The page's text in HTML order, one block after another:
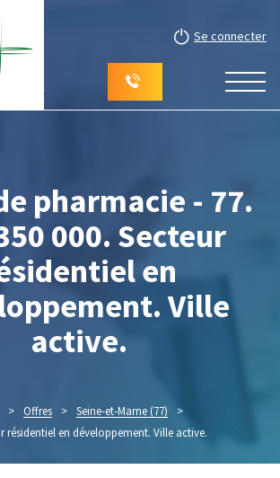
Se connecter
pharmacie - 77.
000. Secteur
en
Ville
active.
> Offres > Seine-et-Marne (77)
>
résidentiel en développement. Ville active.